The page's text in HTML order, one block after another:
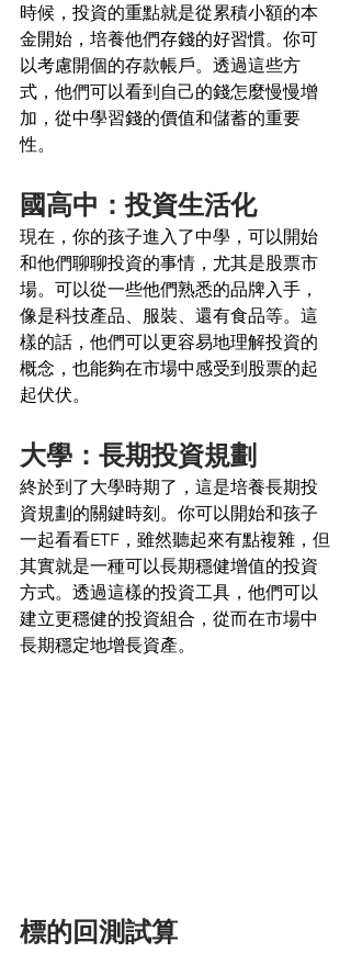
時候，投資的重點就是從累積小額的本
金開始，培養他們存錢的好習慣。你可
以考慮開個的存款帳戶。透過這些方
式，他們可以看到自己的錢怎麼慢慢增
加，從中學習錢的價值和儲蓄的重要
性。
國高中：投資生活化
現在，你的孩子進入了中學，可以開始
和他們聊聊投資的事情，尤其是股票市
場。可以從一些他們熟悉的品牌入手，
像是科技產品、服裝、還有食品等。這
樣的話，他們可以更容易地理解投資的
概念，也能夠在市場中感受到股票的起
起伏伏。
大學：長期投資規劃
終於到了大學時期了，這是培養長期投
資規劃的關鍵時刻。你可以開始和孩子
一起看看ETF，雖然聽起來有點複雜，但
其實就是一種可以長期穩健增值的投資
方式。透過這樣的投資工具，他們可以
建立更穩健的投資組合，從而在市場中
長期穩定地增長資產。
標的回測試算